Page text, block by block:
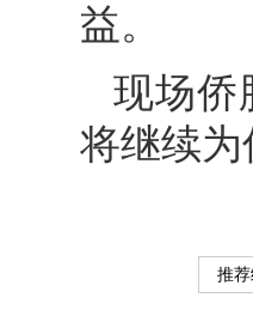
益。
现场侨
将继续
推荐